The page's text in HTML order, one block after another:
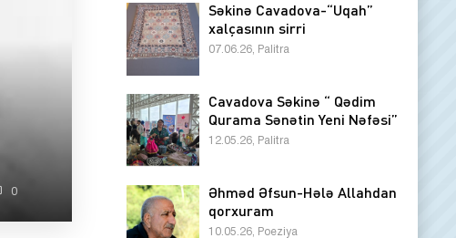
0
Səkinə Cavadova-“Uqah”
xalçasının sirri
07.06.26, Palitra
Cavadova Səkinə “ Qədim
Qurama Sənətin Yeni Nəfəsi”
12.05.26, Palitra
Əhməd Əfsun-Hələ Allahdan
qorxuram
10.05.26, Poeziya